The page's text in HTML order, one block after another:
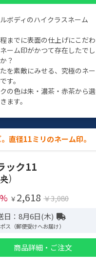
ボディのハイクラスネーム
までに表面の仕上げにこだわ
ーム印がかつて存在したでし
？
を素敵にみせる、究極のネー
す。
の色は朱・濃茶・赤茶から選
ます。
直径11ミリのネーム印。
ック11
)
￥ 2,618 ￥3,080
日：8月6日(木)
ス（郵便受けへお届け）
商品詳細・ご注文